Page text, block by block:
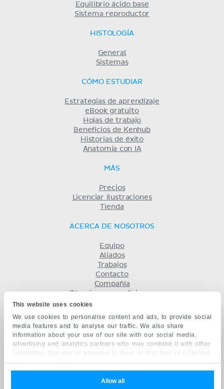
This website uses cookies
We use cookies to personalise content and ads, to provide social
media features and to analyse our traffic. We also share
information about your use of our site with our social media,
advertising and analytics partners who may combine it with other
information that you’ve provided to them or that they’ve collected
from your use of their services.
Allow all
Equilibrio ácido base
Sistema reproductor
HISTOLOGÍA
General
Sistemas
CÓMO ESTUDIAR
Estrategias de aprendizaje
eBook gratuito
Hojas de trabajo
Beneficios de Kenhub
Historias de éxito
Anatomia con IA
MÁS
Precios
Licenciar ilustraciones
Tienda
ACERCA DE NOSOTROS
Equipo
Aliados
Trabajos
Contacto
Compañía
Términos y condiciones
English
Deutsch
Português
русский
中文